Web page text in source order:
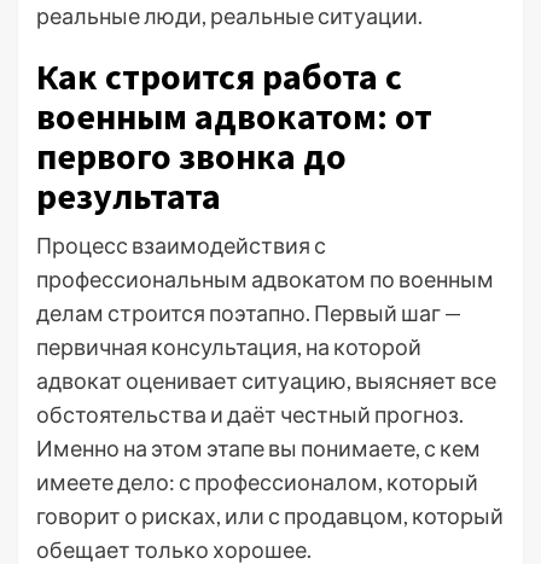
реальные люди, реальные ситуации.
Как строится работа с
военным адвокатом: от
первого звонка до
результата
Процесс взаимодействия с
профессиональным адвокатом по военным
делам строится поэтапно. Первый шаг —
первичная консультация, на которой
адвокат оценивает ситуацию, выясняет все
обстоятельства и даёт честный прогноз.
Именно на этом этапе вы понимаете, с кем
имеете дело: с профессионалом, который
говорит о рисках, или с продавцом, который
обещает только хорошее.